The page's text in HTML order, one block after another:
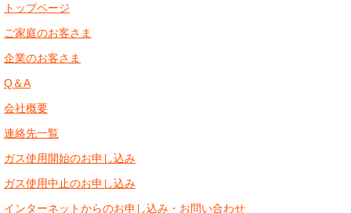
トップページ
ご家庭のお客さま
企業のお客さま
Q＆A
会社概要
連絡先一覧
ガス使用開始のお申し込み
ガス使用中止のお申し込み
インターネットからのお申し込み・お問い合わせ